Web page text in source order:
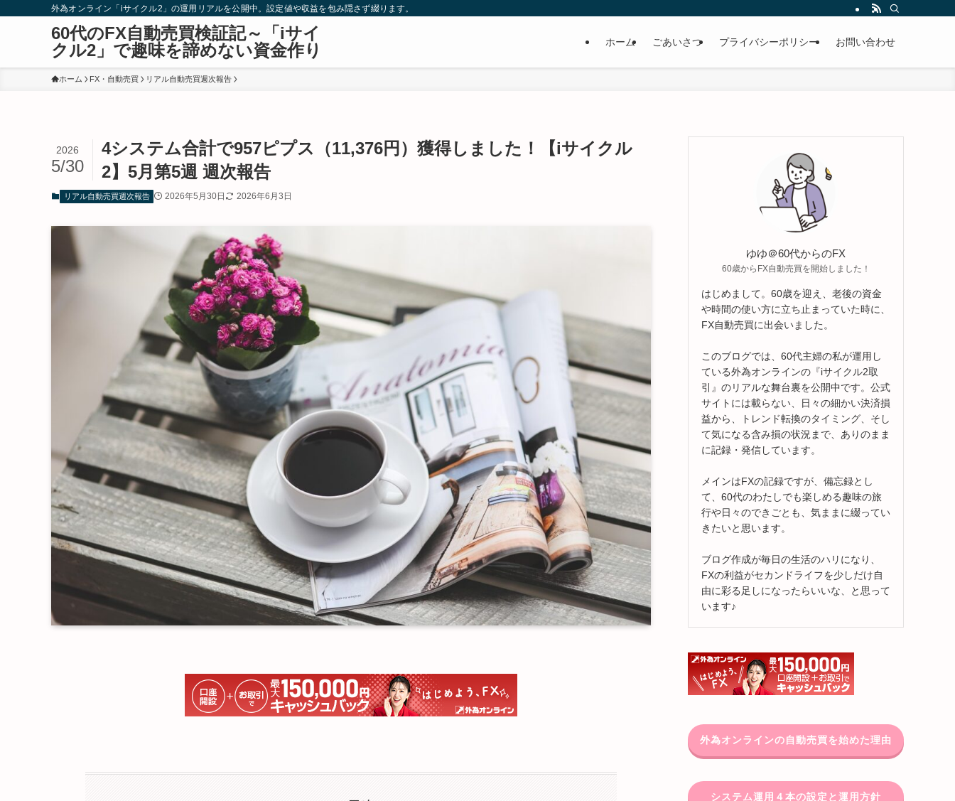
外為オンライン「iサイクル2」の運用リアルを公開中。設定値や収益を包み隠さず綴ります。
60代のFX自動売買検証記～「iサイ
クル2」で趣味を諦めない資金作り
ホーム ごあいさつ プライバシーポリシー お問い合わせ
ホーム FX・自動売買 リアル自動売買週次報告
4システム合計で957ピプス（11,376円）獲得しました！【iサイクル
2】5月第5週 週次報告
2026
5/30
リアル自動売買週次報告 2026年5月30日 2026年6月3日
ゆゆ＠60代からのFX
60歳からFX自動売買を開始しました！
はじめまして。60歳を迎え、老後の資金
や時間の使い方に立ち止まっていた時に、
FX自動売買に出会いました。
このブログでは、60代主婦の私が運用し
ている外為オンラインの『iサイクル2取
引』のリアルな舞台裏を公開中です。公式
サイトには載らない、日々の細かい決済損
益から、トレンド転換のタイミング、そし
て気になる含み損の状況まで、ありのまま
に記録・発信しています。
メインはFXの記録ですが、備忘録とし
て、60代のわたしでも楽しめる趣味の旅
行や日々のできごとも、気ままに綴ってい
きたいと思います。
ブログ作成が毎日の生活のハリになり、
FXの利益がセカンドライフを少しだけ自
由に彩る足しになったらいいな、と思って
います♪
外為オンラインの自動売買を始めた理由
システム運用４本の設定と運用方針